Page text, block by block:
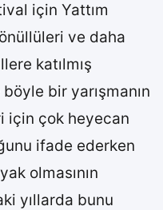
için Yattım
ve daha
katılmış
bir yarışmanın
için çok heyecan
ifade ederken
olmasının
yıllarda bunu